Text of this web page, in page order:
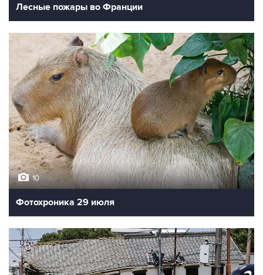
Лесные пожары во Франции
10
Фотохроника 29 июля